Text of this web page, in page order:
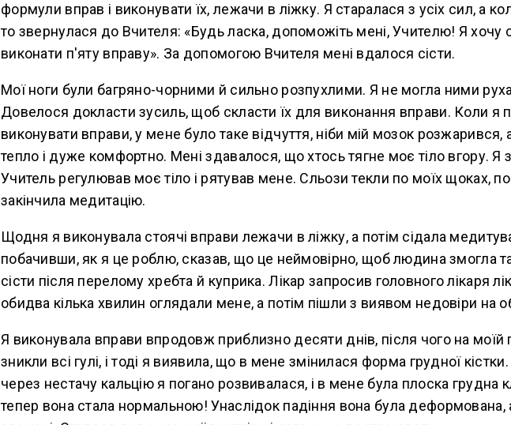
формули вправ і виконувати їх, лежачи в ліжку. Я старалася з усіх сил, а
то звернулася до Вчителя: «Будь ласка, допоможіть мені, Учителю! Я хочу
виконати п'яту вправу». За допомогою Вчителя мені вдалося сісти.
Мої ноги були багряно-чорними й сильно розпухлими. Я не могла ними
Довелося докласти зусиль, щоб скласти їх для виконання вправи. Коли я
виконувати вправи, у мене було таке відчуття, ніби мій мозок розжарився,
тепло і дуже комфортно. Мені здавалося, що хтось тягне моє тіло вгору. Я
Учитель регулював моє тіло і рятував мене. Сльози текли по моїх щоках,
закінчила медитацію.
Щодня я виконувала стоячі вправи лежачи в ліжку, а потім сідала
побачивши, як я це роблю, сказав, що це неймовірно, щоб людина змогла
сісти після перелому хребта й куприка. Лікар запросив головного лікаря
обидва кілька хвилин оглядали мене, а потім пішли з виявом недовіри на
Я виконувала вправи впродовж приблизно десяти днів, після чого на моїй
зникли всі гулі, і тоді я виявила, що в мене змінилася форма грудної
через нестачу кальцію я погано розвивалася, і в мене була плоска грудна
тепер вона стала нормальною! Унаслідок падіння вона була деформована,